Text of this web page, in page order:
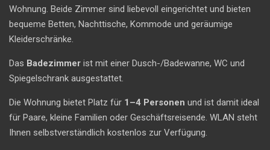
Wohnung. Beide Zimmer sind liebevoll eingerichtet und bieten
bequeme Betten, Nachttische, Kommode und geräumige
Kleiderschränke.
Das Badezimmer ist mit einer Dusch-/Badewanne, WC und
Spiegelschrank ausgestattet.
Die Wohnung bietet Platz für 1–4 Personen und ist damit ideal
für Paare, kleine Familien oder Geschäftsreisende. WLAN steht
Ihnen selbstverständlich kostenlos zur Verfügung.